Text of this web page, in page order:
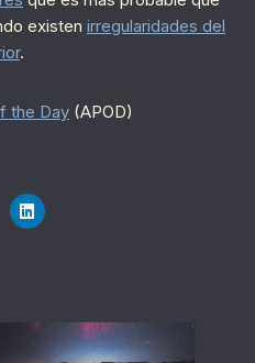
existen irregularidades del
.
the Day (APOD)